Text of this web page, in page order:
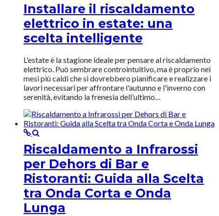
Installare il riscaldamento
elettrico in estate: una
scelta intelligente
L'estate è la stagione ideale per pensare al riscaldamento
elettrico. Può sembrare controintuitivo, ma è proprio nei
mesi più caldi che si dovrebbero pianificare e realizzare i
lavori necessari per affrontare l'autunno e l'inverno con
serenità, evitando la frenesia dell’ultimo…
Riscaldamento a Infrarossi
per Dehors di Bar e
Ristoranti: Guida alla Scelta
tra Onda Corta e Onda
Lunga